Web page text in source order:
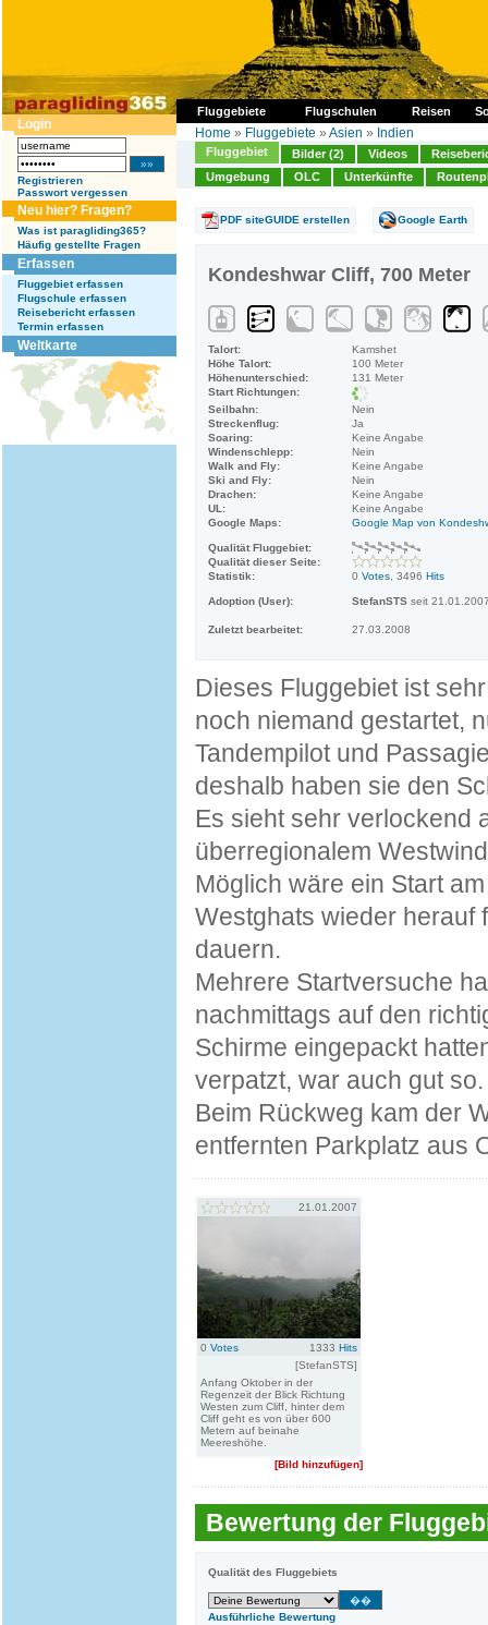
Fluggebiete Flugschulen Reisen
Login
Registrieren
Passwort vergessen
Neu hier? Fragen?
Was ist paragliding365?
Häufig gestellte Fragen
Erfassen
Fluggebiet erfassen
Flugschule erfassen
Reisebericht erfassen
Termin erfassen
Weltkarte
Home » Fluggebiete » Asien » Indien
Fluggebiet Bilder (2) Videos
Umgebung
OLC Unterkünfte
PDF siteGUIDE erstellen Google Earth
Kondeshwar Cliff, 700 Meter
Talort:
Kamshet
Höhe Talort:
100 Meter
Höhenunterschied:
131 Meter
Start Richtungen:
Seilbahn:
Nein
Streckenflug:
Ja
Soaring:
Keine Angabe
Windenschlepp:
Nein
Walk and Fly:
Keine Angabe
Ski and Fly:
Nein
Drachen:
Keine Angabe
UL:
Keine Angabe
Google Maps:
Google Map von
Qualität Fluggebiet:
Qualität dieser Seite:
Statistik:
0 Votes , 3496 Hits
Adoption (User): StefanSTS seit
Zuletzt bearbeitet: 27.03.2008
Dieses Fluggebiet ist
noch niemand gestartet,
Tandempilot und
deshalb haben sie den
Es sieht sehr verlockend
überregionalem
Möglich wäre ein Start
Westghats wieder herauf
dauern.
Mehrere Startversuche
nachmittags auf den
Schirme eingepackt
verpatzt, war auch gut so.
Beim Rückweg kam der
entfernten Parkplatz aus
21.01.2007
0 Votes 1333 Hits
[StefanSTS]
Anfang Oktober in der
Regenzeit der Blick Richtung
Westen zum Cliff, hinter dem
Cliff geht es von über 600
Metern auf beinahe
Meereshöhe.
[Bild hinzufügen]
Bewertung der
Qualität des Fluggebiets
Ausführliche Bewertung